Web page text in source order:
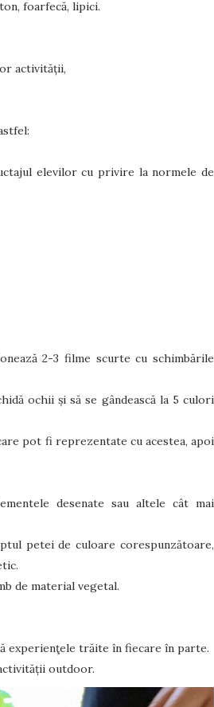
foarfecă, lipici.
activității,
elevilor cu privire la normele de
2-3 filme scurte cu schimbările
ochii și să se gândească la 5 culori
pot fi reprezentate cu acestea, apoi
desenate sau altele cât mai
petei de culoare corespunzătoare,
de material vegetal.
experienţele trăite în fiecare în parte.
outdoor.